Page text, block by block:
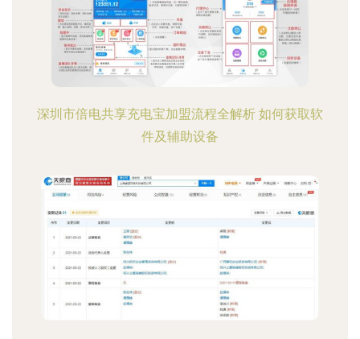
深圳市倍电共享充电宝加盟流程全解析 如何获取软
件及辅助设备